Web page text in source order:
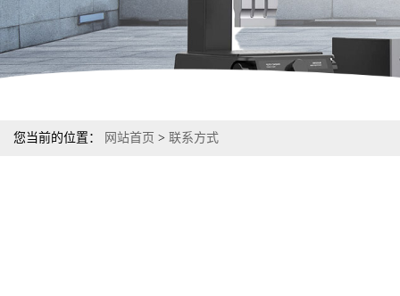
您当前的位置： 网站首页 > 联系方式